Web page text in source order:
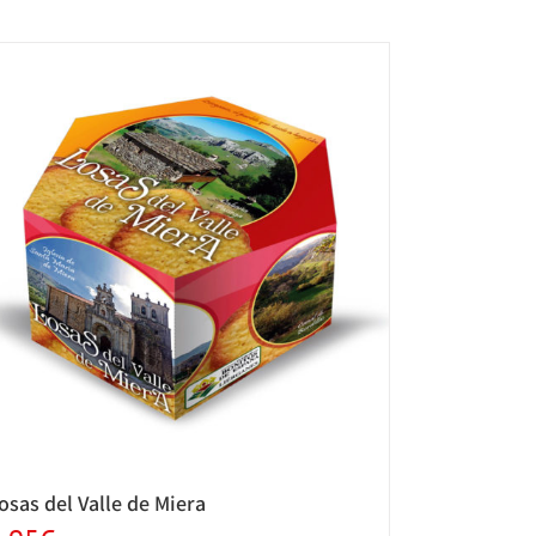
del Valle de Miera